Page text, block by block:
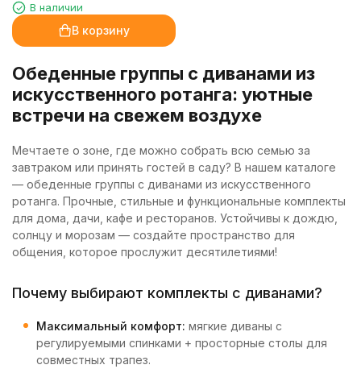
В наличии
В корзину
Обеденные группы с диванами из
искусственного ротанга: уютные
встречи на свежем воздухе
Мечтаете о зоне, где можно собрать всю семью за
завтраком или принять гостей в саду? В нашем каталоге
— обеденные группы с диванами из искусственного
ротанга. Прочные, стильные и функциональные комплекты
для дома, дачи, кафе и ресторанов. Устойчивы к дождю,
солнцу и морозам — создайте пространство для
общения, которое прослужит десятилетиями!
Почему выбирают комплекты с диванами?
Максимальный комфорт: мягкие диваны с
регулируемыми спинками + просторные столы для
совместных трапез.